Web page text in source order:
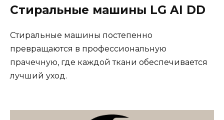
Стиральные машины LG AI DD
Стиральные машины постепенно
превращаются в профессиональную
прачечную, где каждой ткани обеспечивается
лучший уход.